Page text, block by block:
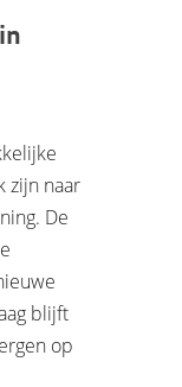
zijn naar
De
blijft
op